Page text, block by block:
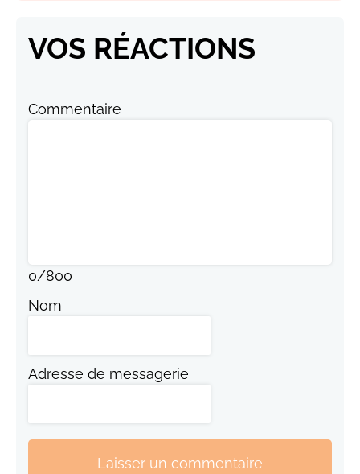
VOS RÉACTIONS
Commentaire
0/800
Nom
Adresse de messagerie
Laisser un commentaire